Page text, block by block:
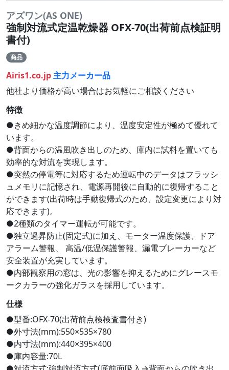
アズワン(AS ONE)
強制対流式定温乾燥器 OFX-70(出荷前点検証明
書付)
商品
Airis1.co.jp主力メーカー品
他社より価格が高い場合はお気軽にご相談ください
特徴
●きめ細かな温度調節により、温度安定性が極めて優れて
います。
●背面からの温風吹き出しのため、庫内に試料を置いても
効率的な対流を実現します。
●突然の停電等に対応するため運転中のデータはフラッシ
ュメモリに記憶され、電源再開後に自動的に復帰すること
ができます(出荷時は手動復帰式のため、設定変更により対
応できます)。
●2種類のタイマー運転が可能です。
●独立過昇防止(固定式)に加え、モーター温度保護、ドア
アラーム警報、 高温/低温保護警報、漏電ブレーカーなど
安全装置が充実しています。
●内部観察用の窓は、光の影響を抑えるためにグレースモ
ークカラーの強化ガラスを採用しています。
仕様
●型番:OFX-70(出荷前点検検査書付き)
●外寸法(mm):550×535×780
●内寸法(mm):440×395×400
●庫内容量:70L